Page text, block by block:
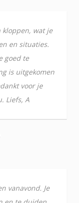
kloppen, wat je
en situaties.
goed te
is uitgekomen
voor je
Liefs, A
vanavond. Je